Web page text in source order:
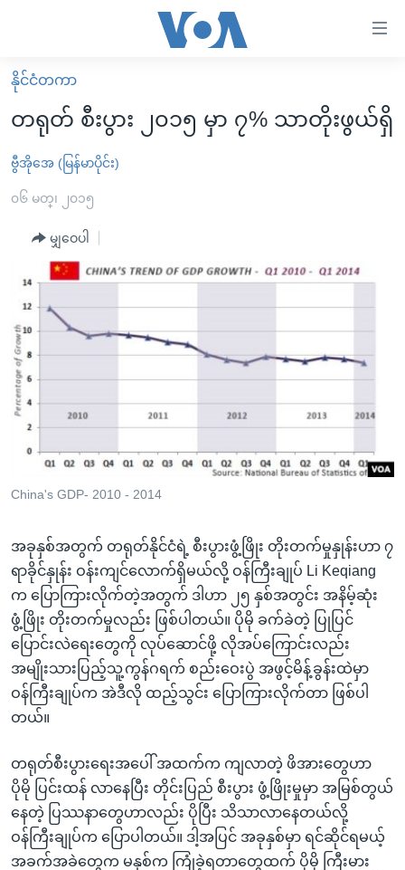
လွယ်ကူ
စေ
Link
များ
အကြောင်းအရာ
ကျော်
ကြည့်
ရန်
ပင်မ
ညွန်း
စာမျက်နှာ
ရှာဖွေ
နေရာ
ကျော်
မူလစာမျက်နှာ
မြန်မာ
ကမ္ဘာ့သတင်းများ
နိုင်ငံတကာ
တရုတ်
အစ္စရေး-ပါလက်စတိုင်း
ဗွီဒီယို
ရပ်ဝန်းတခု လမ်းတခု အလွန်
အင်္ဂလိပ်စာလေ့လာမယ်
အမေရိကန်သုံးအီဒီယံ
မကြေးမုံရဲ့ အင်္ဂလိပ်စာ
သုတပဒေသာ အင်္ဂလိပ်စာ
အပတ်စဉ်ကဏ္ဍများ
ရေဒီယို
ရေဒီယိုနှင့်ရုပ်သံ အချက်အလက်များ
ရေဒီယို/တီဗွီအစီအစဉ်
Learning English
ဘာသာစကားများ
နိုင်ငံတကာ
တရုတ် စီးပွား ၂၀၁၅ မှာ ၇% သာတိုးဖွယ်ရှိ
ဗွီအိုအေ (မြန်မာပိုင်း)
၀၆ မတ္၊ ၂၀၁၅
မျှဝေပါ
China's GDP- 2010 - 2014
အခုနှစ်အတွက် တရုတ်နိုင်ငံရဲ့ စီးပွားဖွံ့ဖြိုး တိုးတက်မှုနှုန်းဟာ ၇
ရာခိုင်နှုန်း ဝန်းကျင်လောက်ရှိမယ်လို့ ဝန်ကြီးချုပ် Li Keqiang
က ပြောကြားလိုက်တဲ့အတွက် ဒါဟာ ၂၅ နှစ်အတွင်း အနိမ့်ဆုံး
ဖွံ့ဖြိုး တိုးတက်မှုလည်း ဖြစ်ပါတယ်။ ပိုမို ခက်ခဲတဲ့ ပြုပြင်
ပြောင်းလဲရေးတွေကို လုပ်ဆောင်ဖို့ လိုအပ်ကြောင်းလည်း
အမျိုးသားပြည့်သူ့ကွန်ဂရက် စည်းဝေးပွဲ အဖွင့်မိန့်ခွန်းထဲမှာ
ဝန်ကြီးချုပ်က အဲဒီလို ထည့်သွင်း ပြောကြားလိုက်တာ ဖြစ်ပါ
တယ်။
တရုတ်စီးပွားရေးအပေါ် အထက်က ကျလာတဲ့ ဖိအားတွေဟာ
ပိုမို ပြင်းထန် လာနေပြီး တိုင်းပြည် စီးပွား ဖွံ့ဖြိုးမှုမှာ အမြစ်တွယ်
နေတဲ့ ပြဿနာတွေဟာလည်း ပိုပြီး သိသာလာနေတယ်လို့
ဝန်ကြီးချုပ်က ပြောပါတယ်။ ဒါ့အပြင် အခုနှစ်မှာ ရင်ဆိုင်ရမယ့်
အခက်အခဲတွေက မနှစ်က ကြုံခဲ့ရတာတွေထက် ပိုမို ကြီးမား